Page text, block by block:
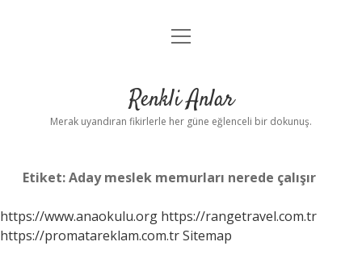
Anasayfa
Yasal Uyarı
menüyü
Renkli Anlar
Merak uyandıran fikirlerle her güne eğlenceli bir dokunuş.
Etiket:Aday meslek memurları nerede çalışır
https://www.anaokulu.org https://rangetravel.com.tr
https://promatareklam.com.trSitemap